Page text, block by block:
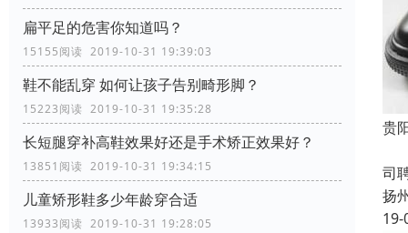
扁平足的危害你知道吗？
15155阅读 2019-10-31 19:39:03
鞋不能乱穿 如何让孩子告别畸形脚？
15223阅读 2019-10-31 19:35:28
长短腿穿补高鞋效果好还是手术矫正效果好？
13851阅读 2019-10-31 19:34:15
儿童矫形鞋多少年龄穿合适
13933阅读 2019-10-31 19:28:05
贵
司
扬
19-